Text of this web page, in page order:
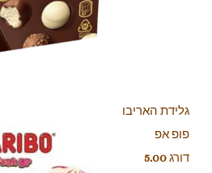
גלידת האריבו
פופ אפ
דורג5.00